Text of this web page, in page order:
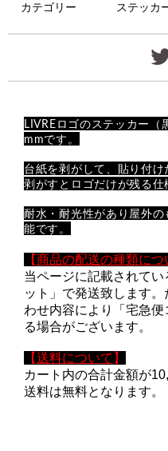
カテゴリー ステッカ
LIVREロゴのステッカー
mmです。
台紙を剥がして、貼り付
剥がすとロゴだけが残る仕
耐水・耐光性があり屋外の
能です。
【商品の配送の種類につ
当ページに記載されて
ット」で発送致します
わせ内容により「宅急
る場合がございます。
【送料について 】
カート内の合計金額が
送料は無料となります。